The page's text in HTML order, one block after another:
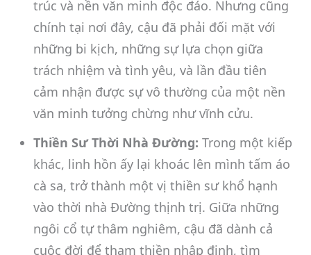
trúc và nền văn minh độc đáo. Nhưng cũng
chính tại nơi đây, cậu đã phải đối mặt với
những bi kịch, những sự lựa chọn giữa
trách nhiệm và tình yêu, và lần đầu tiên
cảm nhận được sự vô thường của một nền
văn minh tưởng chừng như vĩnh cửu.
Thiền Sư Thời Nhà Đường: Trong một kiếp
khác, linh hồn ấy lại khoác lên mình tấm áo
cà sa, trở thành một vị thiền sư khổ hạnh
vào thời nhà Đường thịnh trị. Giữa những
ngôi cổ tự thâm nghiêm, cậu đã dành cả
cuộc đời để tham thiền nhập định, tìm